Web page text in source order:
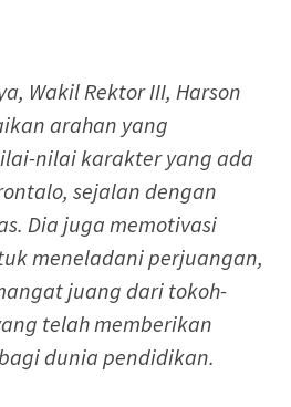
Wakil Rektor III, Harson
arahan yang
nilai karakter yang ada
sejalan dengan
Dia juga memotivasi
meneladani perjuangan,
juang dari tokoh-
telah memberikan
dunia pendidikan.